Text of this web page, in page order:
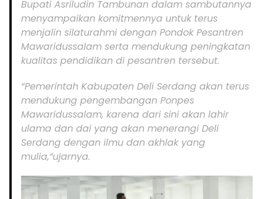
Bupati Asriludin Tambunan dalam sambutannya
menyampaikan komitmennya untuk terus
menjalin silaturahmi dengan Pondok Pesantren
Mawaridussalam serta mendukung peningkatan
kualitas pendidikan di pesantren tersebut.
“Pemerintah Kabupaten Deli Serdang akan terus
mendukung pengembangan Ponpes
Mawaridussalam, karena dari sini akan lahir
ulama dan dai yang akan menerangi Deli
Serdang dengan ilmu dan akhlak yang
mulia,”ujarnya.